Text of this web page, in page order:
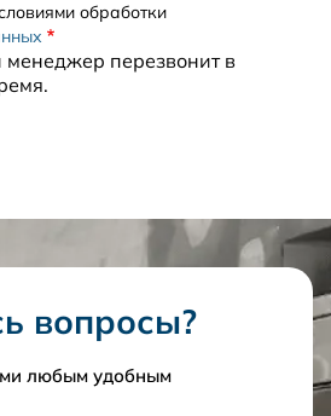
обработки
менеджер перезвонит в
вопросы?
любым удобным